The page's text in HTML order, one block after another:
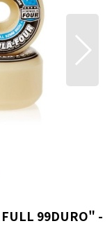
99DURO" -